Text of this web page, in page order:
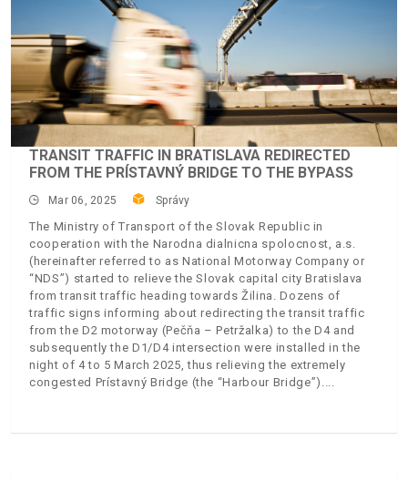
TRANSIT TRAFFIC IN BRATISLAVA REDIRECTED
FROM THE PRÍSTAVNÝ BRIDGE TO THE BYPASS
Mar 06, 2025 Správy
The Ministry of Transport of the Slovak Republic in
cooperation with the Narodna dialnicna spolocnost, a.s.
(hereinafter referred to as National Motorway Company or
“NDS”) started to relieve the Slovak capital city Bratislava
from transit traffic heading towards Žilina. Dozens of
traffic signs informing about redirecting the transit traffic
from the D2 motorway (Pečňa – Petržalka) to the D4 and
subsequently the D1/D4 intersection were installed in the
night of 4 to 5 March 2025, thus relieving the extremely
congested Prístavný Bridge (the “Harbour Bridge”).